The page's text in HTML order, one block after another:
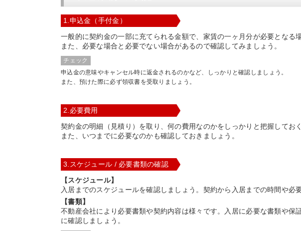
1.申込金（手付金）
一般的に契約金の一部に充てられる金額で、家賃の一ヶ月分が必要となる
また、必要な場合と必要でない場合があるので確認してみましょう。
チェック
申込金の意味やキャンセル時に返金されるのかなど、しっかりと確認しましょう。
また、預けた際に必ず領収書を受取りましょう。
2.必要費用
契約金の明細（見積り）を取り、何の費用なのかをしっかりと把握してお
また、いつまでに必要なのかも確認しておきましょう。
3.スケジュール / 必要書類の確認
【スケジュール】
入居までのスケジュールを確認しましょう。契約から入居までの時間や必
【書類】
不動産会社により必要書類や契約内容は様々です。入居に必要な書類や
に確認しましょう。